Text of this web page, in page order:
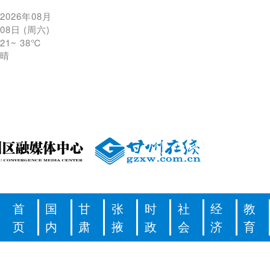
2026年08月
08日 (周六)
21~ 38℃
晴
首
页
国
内
甘
肃
张
掖
时
政
社
会
经
济
教
育